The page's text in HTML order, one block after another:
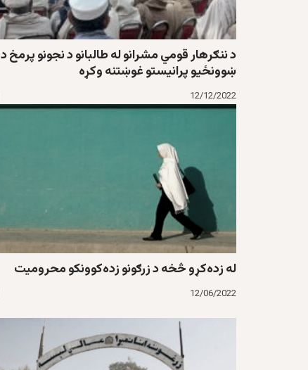
د ننګرهار قومي مشرانو له طالبانو د نجونو پرمخ د
ښوونځيو پرانیستو غوښتنه وکړه
12/12/2022
له زده‌کړو څخه د زرګونو زده‌کوونکو محروميت
12/06/2022